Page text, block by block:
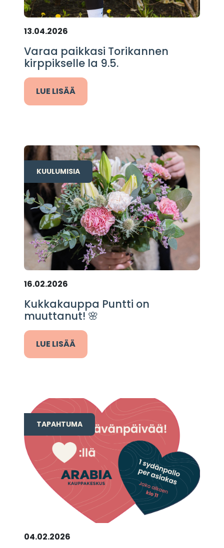
13.04.2026
Varaa paikkasi Torikannen
kirppikselle la 9.5.
LUE LISÄÄ
KUULUMISIA
16.02.2026
Kukkakauppa Puntti on
muuttanut! 🌸
LUE LISÄÄ
TAPAHTUMA
04.02.2026